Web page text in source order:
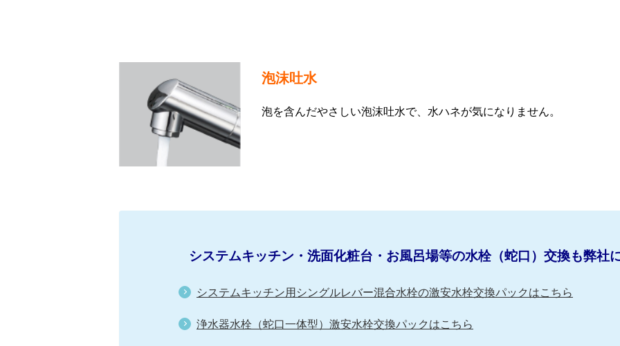
泡沫吐水
泡を含んだやさしい泡沫吐水で、水ハネが気になりません。
システムキッチン・洗面化粧台・お風呂場等の水栓（蛇口）交換も弊社
システムキッチン用シングルレバー混合水栓の激安水栓交換パックはこちら
浄水器水栓（蛇口一体型）激安水栓交換パックはこちら